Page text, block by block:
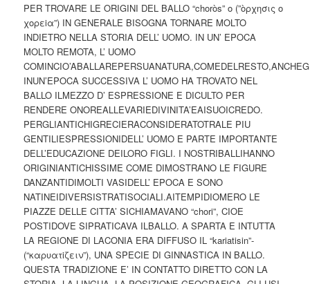
PER TROVARE LE ORIGINI DEL BALLO “choròs” o (”òρχησις ο
χορεiα”) IN GENERALE BISOGNA TORNARE MOLTO
INDIETRO NELLA STORIA DELL’ UOMO. IN UN’ EPOCA
MOLTO REMOTA, L’ UOMO
INUN’EPOCA SUCCESSIVA L’ UOMO HA TROVATO NEL
BALLO ILMEZZO D’ ESPRESSIONE E DICULTO PER
RENDERE ONOREALLEVARIEDIVINITA’EAISUOICREDO.
PERGLIANTICHIGRECIERACONSIDERATOTRALE PIU
GENTILIESPRESSIONIDELL’ UOMO E PARTE IMPORTANTE
DELL’EDUCAZIONE DEILORO FIGLI. I NOSTRIBALLIHANNO
ORIGINIANTICHISSIME COME DIMOSTRANO LE FIGURE
DANZANTIDIMOLTI VASIDELL’ EPOCA E SONO
NATINEIDIVERSISTRATISOCIALI.AITEMPIDIOMERO LE
PIAZZE DELLE CITTA’ SICHIAMAVANO “chori”, CIOE
POSTIDOVE SIPRATICAVA ILBALLO. A SPARTA E INTUTTA
LA REGIONE DI LACONIA ERA DIFFUSO IL “kariatisin”-
(“καρυατiζειν”), UNA SPECIE DI GINNASTICA IN BALLO.
QUESTA TRADIZIONE E’ IN CONTATTO DIRETTO CON LA